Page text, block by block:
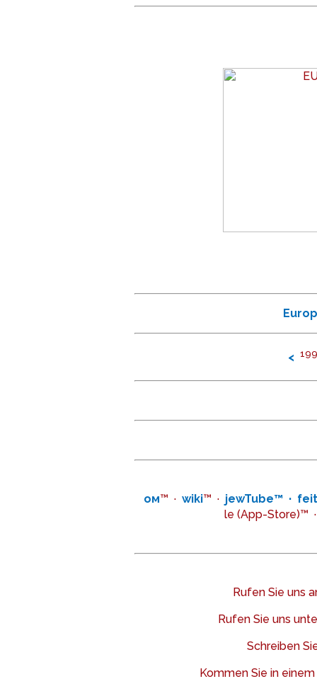
<
ом™ · wiki™ · jewTube™ ·
le (App-Store)™
Rufen Sie uns
Rufen Sie uns
Schreiben
Kommen Sie in